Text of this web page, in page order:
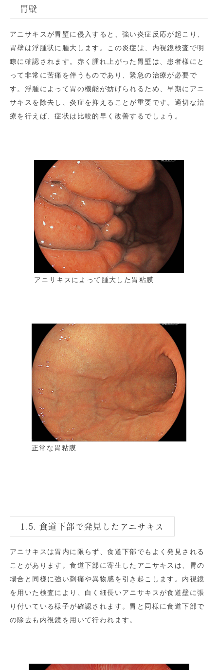
胃壁
アニサキスが胃壁に侵入すると、強い炎症反応が起こり、
胃壁は浮腫状に腫大します。この炎症は、内視鏡検査で明
瞭に確認されます。赤く腫れ上がった胃壁は、患者様にと
って非常に苦痛を伴うものであり、緊急の治療が必要で
す。浮腫によって胃の機能が妨げられるため、早期にアニ
サキスを除去し、炎症を抑えることが重要です。適切な治
療を行えば、症状は比較的早く改善するでしょう。
アニサキスによって腫大した胃粘膜
正常な胃粘膜
1.5. 食道下部で発見したアニサキス
アニサキスは胃内に限らず、食道下部でもよく発見される
ことがあります。食道下部に寄生したアニサキスは、胃の
場合と同様に強い刺痛や異物感を引き起こします。内視鏡
を用いた検査により、白く細長いアニサキスが食道壁に張
り付いている様子が確認されます。胃と同様に食道下部で
の除去も内視鏡を用いて行われます。